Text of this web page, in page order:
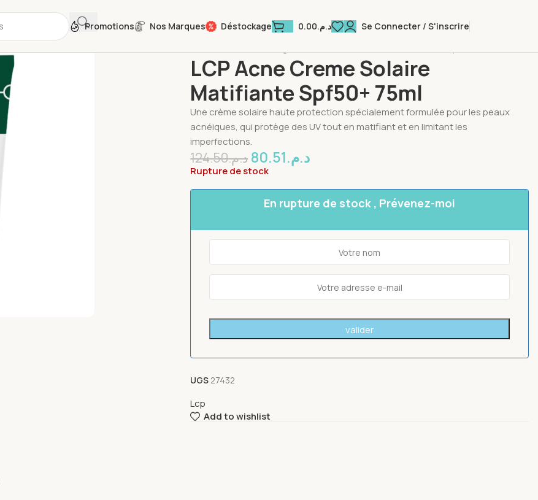
Promotions Nos Marques Déstockage د.م.0.00 Se Connecter / S'inscrire
LCP Acne Creme Solaire
Matifiante Spf50+ 75ml
Une crème solaire haute protection spécialement formulée pour les peaux
acnéiques, qui protège des UV tout en matifiant et en limitant les
imperfections.
د.م.124.50 د.م.80.51
Rupture de stock
En rupture de stock , Prévenez-moi
UGS 27432
Lcp
Add to wishlist